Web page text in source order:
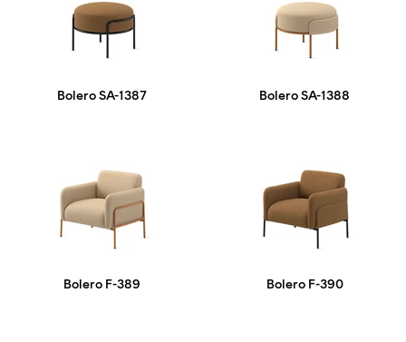
Bolero SA-1387 Bolero SA-1388
Bolero F-389 Bolero F-390